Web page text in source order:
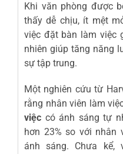
Khi văn phòng được
thấy dễ chịu, ít mệt
việc đặt bàn làm việc
nhiên giúp tăng năng
sự tập trung.
Một nghiên cứu từ
rằng nhân viên làm
việc có ánh sáng tự
hơn 23% so với nhân
ánh sáng. Chưa